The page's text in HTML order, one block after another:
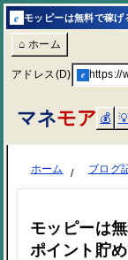
e
⌂ ホーム
アドレス(D) e https://
マネモア 💰
ホーム ブログ
モッピーは
ポイント貯